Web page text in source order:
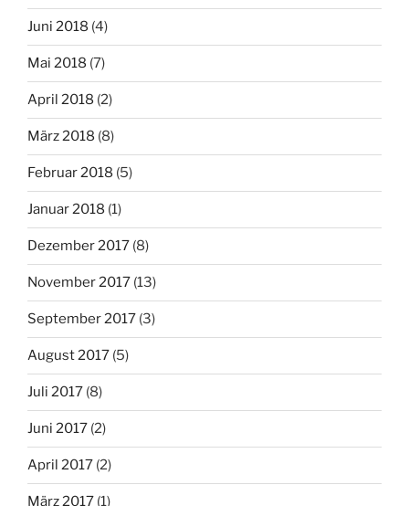
Juni 2018 (4)
Mai 2018 (7)
April 2018 (2)
März 2018 (8)
Februar 2018 (5)
Januar 2018 (1)
Dezember 2017 (8)
November 2017 (13)
September 2017 (3)
August 2017 (5)
Juli 2017 (8)
Juni 2017 (2)
April 2017 (2)
März 2017 (1)